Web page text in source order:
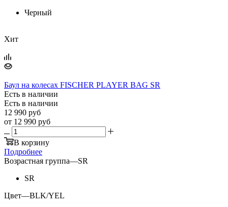
Черный
Хит
Баул на колесах FISCHER PLAYER BAG SR
Есть в наличии
Есть в наличии
12 990 руб
от 12 990 руб
В корзину
Подробнее
Возрастная группа—SR
SR
Цвет—BLK/YEL